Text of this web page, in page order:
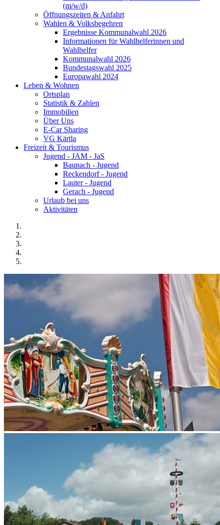
(m/w/d)
Öffnungszeiten & Anfahrt
Wahlen & Volksbegehren
Ergebnisse Kommunalwahl 2026
Informationen für Wahlhelferinnen und
Wahlhelfer
Kommunalwahl 2026
Bundestagswahl 2025
Europawahl 2024
Leben & Wohnen
Ortsplan
Statistik & Zahlen
Immobilien
Über Uns
E-Car Sharing
VG Kärtla
Freizeit & Tourismus
Jugend - JAM - JaS
Baunach - Jugend
Reckendorf - Jugend
Lauter - Jugend
Gerach - Jugend
Urlaub bei uns
Aktivitäten